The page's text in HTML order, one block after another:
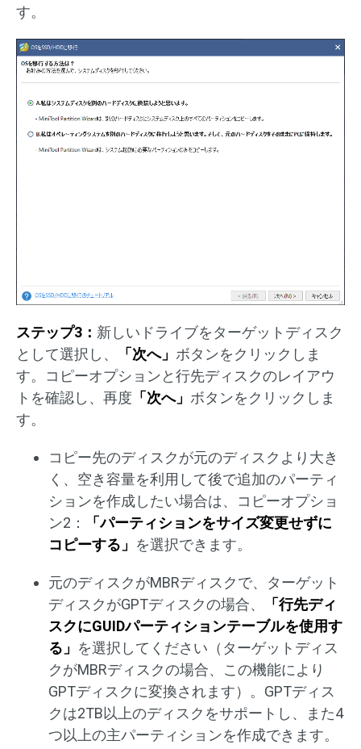
す。
ステップ3： 新しいドライブをターゲットディスク
として選択し、
「次へ」 ボタンをクリックしま
す。コピーオプションと行先ディスクのレイアウ
トを確認し、再度 「次へ」 ボタンをクリックしま
す。
コピー先のディスクが元のディスクより大き
く、空き容量を利用して後で追加のパーティ
ションを作成したい場合は、コピーオプショ
ン2：
「パーティションをサイズ変更せずに
コピーする」 を選択できます。
元のディスクがMBRディスクで、ターゲット
ディスクがGPTディスクの場合、
「行先ディ
スクにGUIDパーティションテーブルを使用す
る」 を選択してください（ターゲットディス
クがMBRディスクの場合、この機能により
GPTディスクに変換されます）。GPTディス
クは2TB以上のディスクをサポートし、また4
つ以上の主パーティションを作成できます。